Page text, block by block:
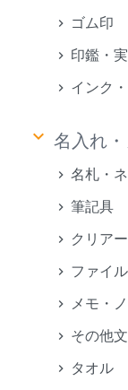
ゴム印
印鑑・
インク
keyboard_arrow_down 名入れ
名札・
筆記具
クリア
ファイル
メモ・
その他
タオル